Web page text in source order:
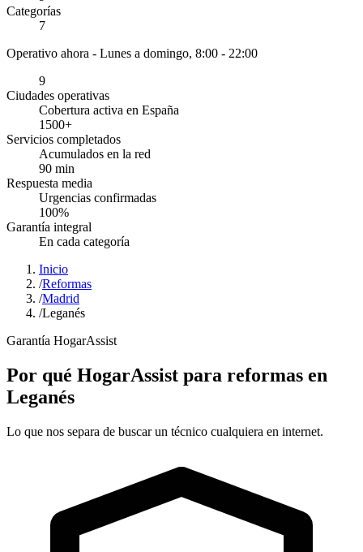
Categorías
7
Operativo ahora - Lunes a domingo, 8:00 - 22:00
9
Ciudades operativas
Cobertura activa en España
1500+
Servicios completados
Acumulados en la red
90 min
Respuesta media
Urgencias confirmadas
100%
Garantía integral
En cada categoría
Inicio
/Reformas
/Madrid
/Leganés
Garantía HogarAssist
Por qué HogarAssist para reformas en
Leganés
Lo que nos separa de buscar un técnico cualquiera en internet.